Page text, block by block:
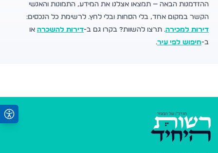
ההזדמנות הבאה — תמצאו אצלנו את המידע, התמונות והאנשי
הקשר במקום אחד, בלי הסחות ובלי לחץ. לרשימת כל הנכסים:
דירות למכירה. תרצו להשוות? בקרו גם ב-דירות להשכרה או
ב-חיפוש לפי עיר.